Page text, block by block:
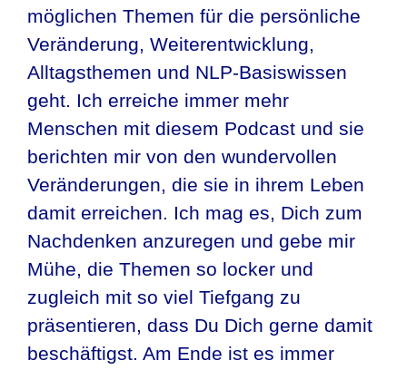
möglichen Themen für die persönliche
Veränderung, Weiterentwicklung,
Alltagsthemen und NLP-Basiswissen
geht. Ich erreiche immer mehr
Menschen mit diesem Podcast und sie
berichten mir von den wundervollen
Veränderungen, die sie in ihrem Leben
damit erreichen. Ich mag es, Dich zum
Nachdenken anzuregen und gebe mir
Mühe, die Themen so locker und
zugleich mit so viel Tiefgang zu
präsentieren, dass Du Dich gerne damit
beschäftigst. Am Ende ist es immer